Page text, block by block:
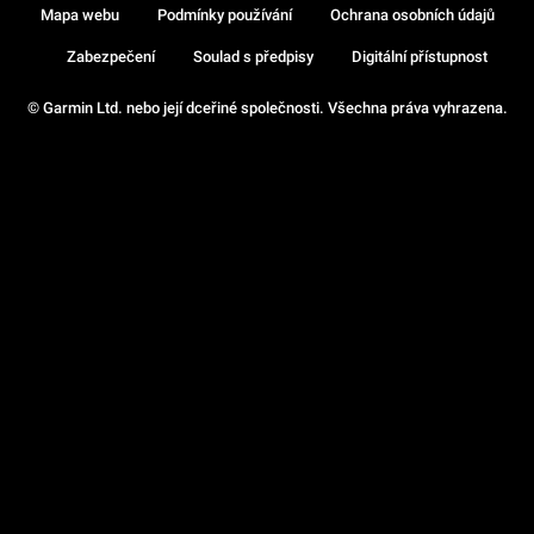
© Garmin Ltd. nebo její dceřiné společnosti. Všechna práva vyhrazena.
Mapa webu Podmínky používání Ochrana osobních údajů
Zabezpečení Soulad s předpisy Digitální přístupnost